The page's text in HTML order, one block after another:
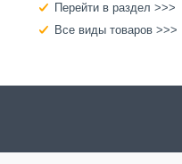
Перейти в раздел >>>
Все виды товаров >>>